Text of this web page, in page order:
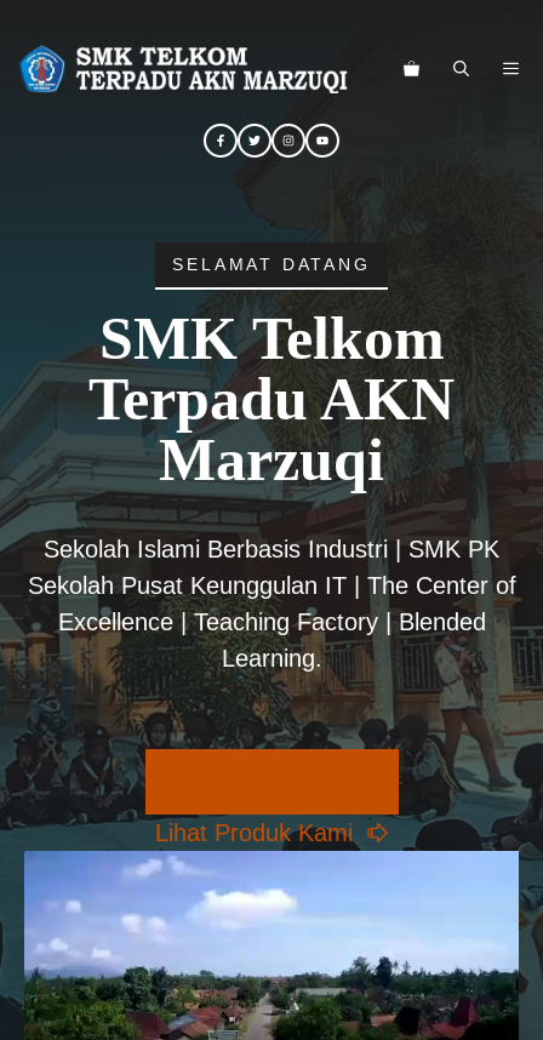
SELAMAT DATANG
SMK Telkom
Terpadu AKN
Marzuqi
Sekolah Islami Berbasis Industri | SMK PK
Sekolah Pusat Keunggulan IT | The Center of
Excellence | Teaching Factory | Blended
Learning.
Lihat Produk Kami